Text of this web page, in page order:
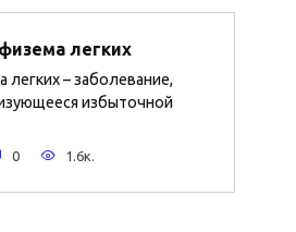
легких
легких – заболевание,
избыточной
0 1.6к.